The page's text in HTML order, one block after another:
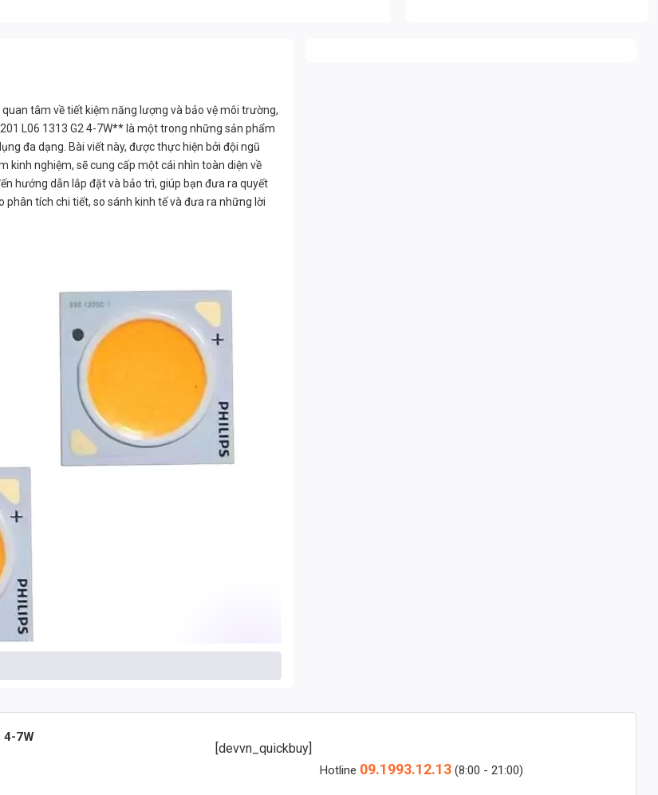
tâm về tiết kiệm năng lượng và bảo vệ môi trường,
L06 1313 G2 4-7W** là một trong những sản phẩm
đa dạng. Bài viết này, được thực hiện bởi đội ngũ
kinh nghiệm, sẽ cung cấp một cái nhìn toàn diện về
hướng dẫn lắp đặt và bảo trì, giúp bạn đưa ra quyết
tích chi tiết, so sánh kinh tế và đưa ra những lời
4-7W
[devvn_quickbuy]
Hotline 09.1993.12.13(8:00 - 21:00)